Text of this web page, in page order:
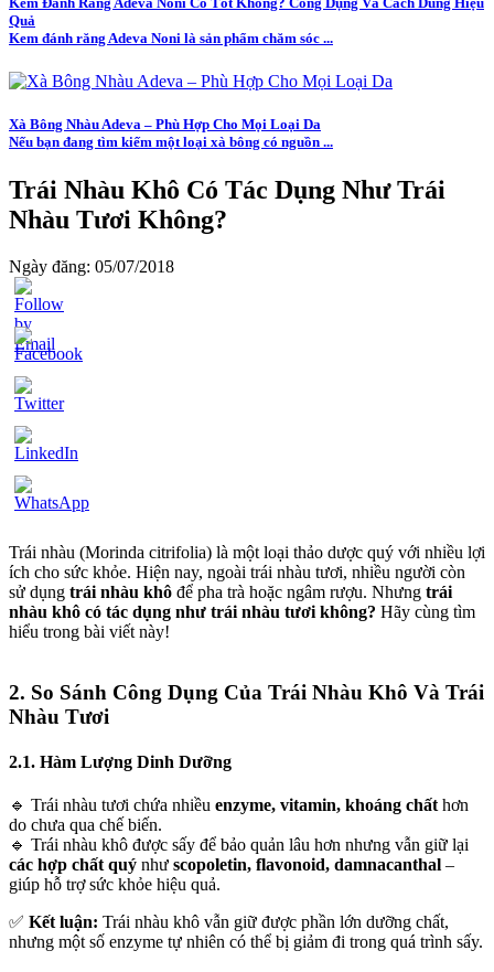
Quả
Kem đánh răng Adeva Noni là sản phẩm chăm sóc ...
Xà Bông Nhàu Adeva – Phù Hợp Cho Mọi Loại Da
Nếu bạn đang tìm kiếm một loại xà bông có nguồn ...
Trái Nhàu Khô Có Tác Dụng Như Trái
Nhàu Tươi Không?
Ngày đăng: 05/07/2018
Trái nhàu (Morinda citrifolia) là một loại thảo dược quý với nhiều lợi
ích cho sức khỏe. Hiện nay, ngoài trái nhàu tươi, nhiều người còn
sử dụng trái nhàu khô để pha trà hoặc ngâm rượu. Nhưng trái
nhàu khô có tác dụng như trái nhàu tươi không? Hãy cùng tìm
hiểu trong bài viết này!
2. So Sánh Công Dụng Của Trái Nhàu Khô Và Trái
Nhàu Tươi
2.1. Hàm Lượng Dinh Dưỡng
🔹 Trái nhàu tươi chứa nhiều enzyme, vitamin, khoáng chất hơn
do chưa qua chế biến.
🔹 Trái nhàu khô được sấy để bảo quản lâu hơn nhưng vẫn giữ lại
các hợp chất quý như scopoletin, flavonoid, damnacanthal –
giúp hỗ trợ sức khỏe hiệu quả.
✅ Kết luận: Trái nhàu khô vẫn giữ được phần lớn dưỡng chất,
nhưng một số enzyme tự nhiên có thể bị giảm đi trong quá trình sấy.